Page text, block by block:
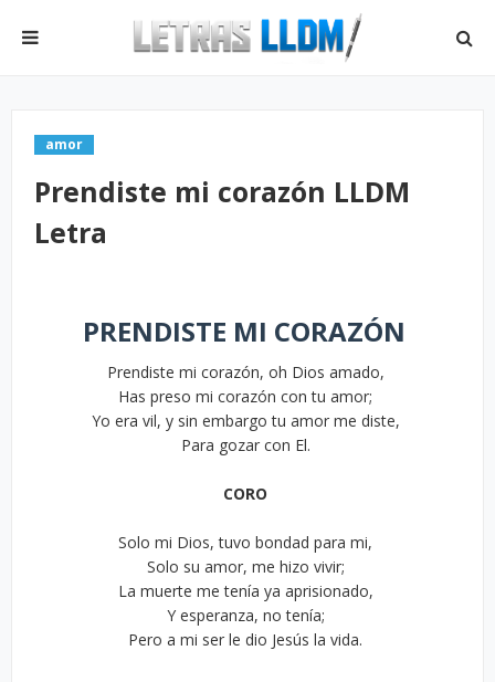
amor
Prendiste mi corazón LLDM
Letra
PRENDISTE MI CORAZÓN
Prendiste mi corazón, oh Dios amado,
Has preso mi corazón con tu amor;
Yo era vil, y sin embargo tu amor me diste,
Para gozar con El.
CORO
Solo mi Dios, tuvo bondad para mi,
Solo su amor, me hizo vivir;
La muerte me tenía ya aprisionado,
Y esperanza, no tenía;
Pero a mi ser le dio Jesús la vida.